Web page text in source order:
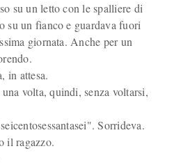
su un letto con le spalliere di
su un fianco e guardava fuori
giornata. Anche per un
in attesa.
volta, quindi, senza voltarsi,
Sorrideva.
il ragazzo.